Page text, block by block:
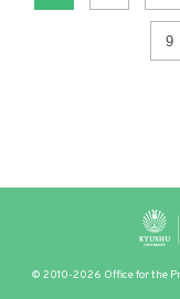
9
© 2010-2026 Office for the